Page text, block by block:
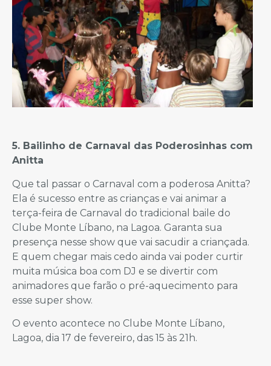
5. Bailinho de Carnaval das Poderosinhas com
Anitta
Que tal passar o Carnaval com a poderosa Anitta?
Ela é sucesso entre as crianças e vai animar a
terça-feira de Carnaval do tradicional baile do
Clube Monte Líbano, na Lagoa. Garanta sua
presença nesse show que vai sacudir a criançada.
E quem chegar mais cedo ainda vai poder curtir
muita música boa com DJ e se divertir com
animadores que farão o pré-aquecimento para
esse super show.
O evento acontece no Clube Monte Líbano,
Lagoa, dia 17 de fevereiro, das 15 às 21h.